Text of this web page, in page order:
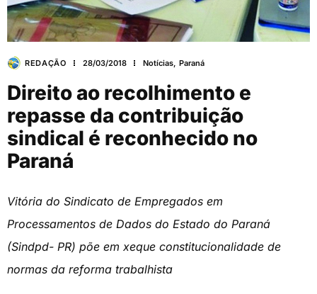
REDAÇÃO 28/03/2018 Notícias, Paraná
Direito ao recolhimento e
repasse da contribuição
sindical é reconhecido no
Paraná
Vitória do Sindicato de Empregados em
Processamentos de Dados do Estado do Paraná
(Sindpd- PR) põe em xeque constitucionalidade de
normas da reforma trabalhista